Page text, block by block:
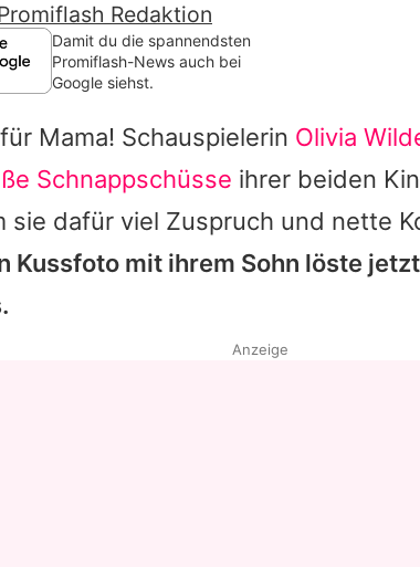
Redaktion
Damit du die spannendsten
Promiflash-News auch bei
Google siehst.
Mama! Schauspielerin Olivia
Schnappschüsse ihrer beiden
sie dafür viel Zuspruch und nette
Kussfoto mit ihrem Sohn löste
Anzeige